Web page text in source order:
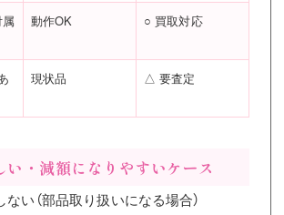
属
動作OK ○ 買取対応
現状品 △ 要査定
い・減額になりやすいケース
ない（部品取り扱いになる場合）